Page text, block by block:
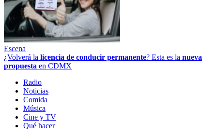
Escena
¿Volverá la licencia de conducir permanente? Esta es la nueva
propuesta en CDMX
Radio
Noticias
Comida
Música
Cine y TV
Qué hacer